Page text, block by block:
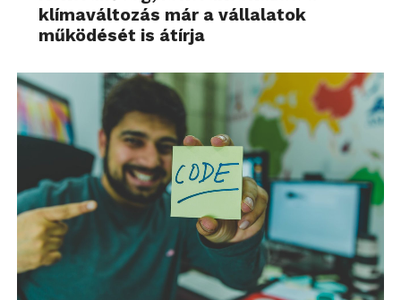
klímaváltozás már a vállalatok
működését is átírja